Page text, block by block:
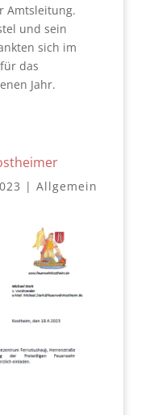
Amtsleitung.
und sein
sich im
das
Jahr.
| Allgemein